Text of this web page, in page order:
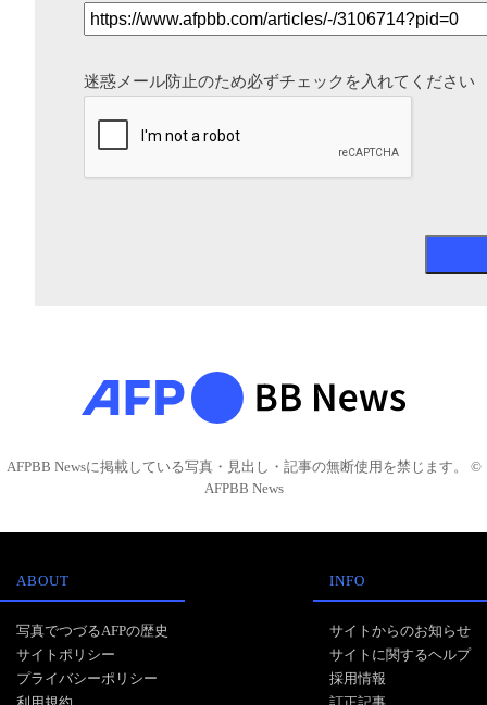
迷惑メール防止のため必ずチェックを入れてください
AFPBB Newsに掲載している写真・見出し・記事の無断使用を禁じます。 ©
AFPBB News
ABOUT
写真でつづるAFPの歴史
サイトポリシー
プライバシーポリシー
INFO
サイトからのお知らせ
サイトに関するヘルプ
採用情報